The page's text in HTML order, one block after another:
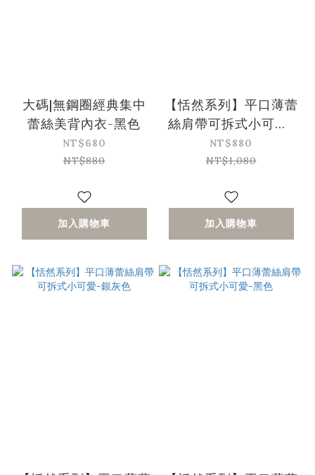
大碼|無鋼圈經典集中
蕾絲美背內衣-黑色
NT$680
NT$880
加入購物車
【恬然系列】平口薄蕾
絲肩帶可拆式小可愛-
粉色
NT$880
NT$1,080
加入購物車